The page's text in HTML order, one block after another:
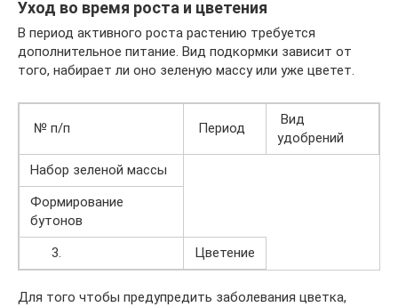
Уход во время роста и цветения
В период активного роста растению требуется
дополнительное питание. Вид подкормки зависит от
того, набирает ли оно зеленую массу или уже цветет.
№ п/п Период
Вид
удобрений
Набор зеленой массы
Формирование
бутонов
3.
Цветение
Для того чтобы предупредить заболевания цветка,